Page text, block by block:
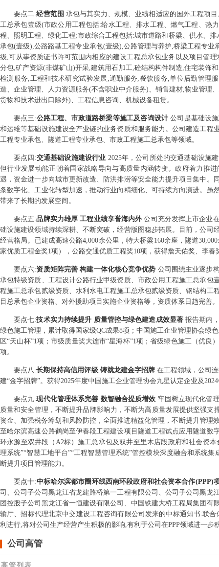
要点二:经营范围承包与其实力、规模、业绩相适应的国外工程项
工总承包壹级(市政公用工程包括:给水工程、排水工程、燃气工程、热
程、照明工程、绿化工程;市政综合工程包括:城市道路和桥梁、供水、
承包(壹级),公路路基工程专业承包(壹级),公路管理与养护,桥梁工程专
级,可从事资质证书许可范围内相应的建设工程总承包业务以及项目管
分包,矿产资源(非煤矿山)开采,建筑用石加工,砼结构构件制造,住宅装饰
检测服务,工程和技术研究试验发展,通勤服务,餐饮服务,单位后勤管理
造、企业管理、人力资源服务(不含职业中介服务)、销售建材,物业管理
货物和技术进出口除外)、工程信息咨询、机械设备租赁。
要点三 :公路工程、市政道路桥梁等施工及咨询设计公司是基础设
和运维等基础设施建设全产业链的业务资质和服务能力。公司建造工
工程专业承包、隧道工程专业承包、市政工程施工总承包等领域。
要点 四 :交通基础设施建设行业 2025年，公司所处的交通基础设施
但行业发展动能正朝着国家战略导向与高质量内涵转变。政府着力推
遇，资金进一步向城市更新改造、防洪排涝等安全能力提升项目集中
条数字化、工业化转型加速，推动行业向精细化、可持续方向演进。
带来了长期的发展空间。
要点五:品牌实力雄厚 工程业绩享誉海内外公司充分发挥上市企业
础设施建设领域持续深耕、不断突破，经营版图稳步拓展。目前，公
经营格局。已建成高速公路4,000余公里，特大桥梁160余座，隧道
家优质工程金奖1项），公路交通优质工程奖10项，获得詹天佑奖、李
要点六:资质矩阵完善 构建一体化核心竞争优势 公司围绕主业逐步
承包特级资质、工程设计公路行业甲级资质、市政公用工程施工总承
程施工总承包贰级资质、水利水电工程施工总承包贰级资质、钢结构
目总承包企业资格、对外援助项目实施企业资格等，资质体系日趋完善。
要点七:技术实力持续提升 质量管控与绿色建造成效显著报告期内
绿色施工管理，累计取得国家级QC成果8项；中国施工企业管理协会绿
区“天山杯”1项；市级质量奖大连市“星海杯”1项；省级绿色施工（优
项。
要点 八 :长期保持高信用评级 铸就龙建金字招牌在工程领域，公司
建“金字招牌”。获得2025年度中国施工企业管理协会九星认定企业及
要点九:现代化管理体系完善 数智融合提质增效 牢固树立现代化管
质量和安全管理，不断提升品牌影响力，不断为高质量发展提供坚强
资金、加强税务筹划和风险防控，全面推进精益化管理，不断提升管理
至哈尔滨高速公路鹤岗至伊春段工程建设项目隧道工程试点应用隧道
环永源至双井段（A2标）施工总承包及双井至里木店段政府和社会资
理系统”“智慧工地平台”“工程智慧管理系统”管控模块深度融合和系统
断提升项目管理能力。
要点十:中标哈尔滨都市圈环线西南环段政府和社会资本合作(PPP)
司、公司子公司黑龙江省龙建路桥第一工程有限公司、公司子公司黑
团控股子公司黑龙江省一恒建设有限公司、中国铁建大桥工程局集团
输厅、招标代理北京中交建设工程咨询有限公司发来的中标通知书:联
利进行,将对公司生产经营产生积极的影响,有利于公司在PPP领域进一步
公司高管
高管列表